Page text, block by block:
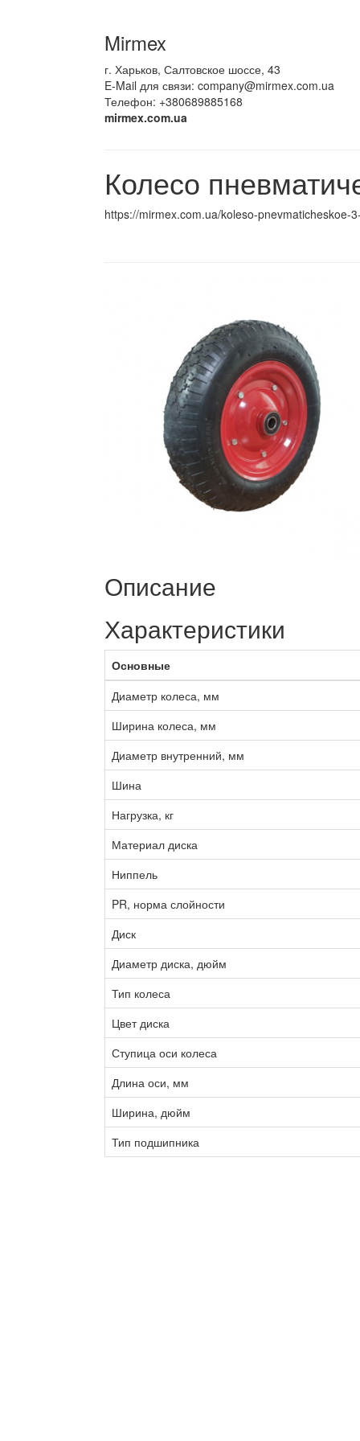
Mirmex
г. Харьков, Салтовское шоссе, 43
E-Mail для связи: company@mirmex.com.ua
Телефон: +380689885168
mirmex.com.ua
Колесо
https://mirmex.com.ua/koleso-pnevmaticheskoe-
Описание
Характеристики
Основные
Диаметр колеса, мм
Ширина колеса, мм
Диаметр внутренний, мм
Шина
Нагрузка, кг
Материал диска
Ниппель
PR, норма слойности
Диск
Диаметр диска, дюйм
Тип колеса
Цвет диска
Ступица оси колеса
Длина оси, мм
Ширина, дюйм
Тип подшипника